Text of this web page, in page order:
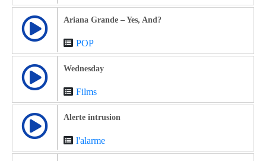
Ariana Grande – Yes, And?
POP
Wednesday
Films
Alerte intrusion
l'alarme